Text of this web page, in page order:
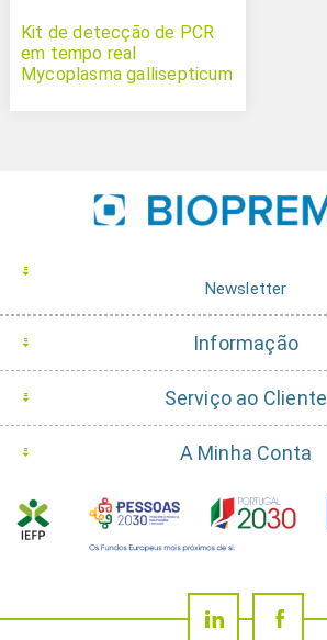
Kit de detecção de PCR
em tempo real
Mycoplasma gallisepticum
Newsletter
Informação
Serviço ao Cliente
A Minha Conta